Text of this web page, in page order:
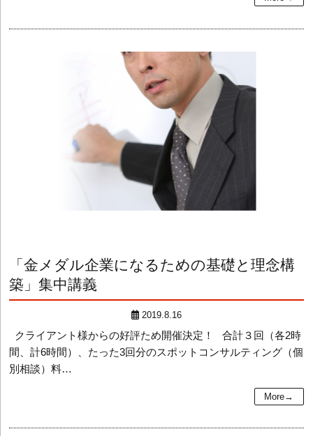
「金メダル企業になるための基礎と理念構
築」集中講義
2019.8.16
クライアント様からの好評ため開催決定！ 合計３回（各2時
間、計6時間）、たった3回分のスポットコンサルティング（個
別相談）料…
More→